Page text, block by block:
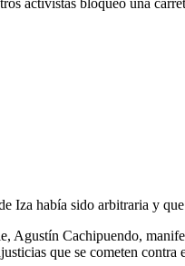
activistas bloqueó una
Iza había sido arbitraria y
Agustín Cachipuendo,
que se cometen contra